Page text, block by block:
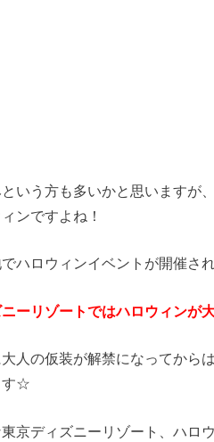
いう方も多いかと思いますが
ンですよね！
ハロウィンイベントが開催さ
ーリゾートではハロウィンが
人の仮装が解禁になってから
す☆
東京ディズニーリゾート、ハロ